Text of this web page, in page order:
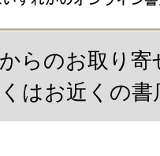
らのお取り
はお近くの書